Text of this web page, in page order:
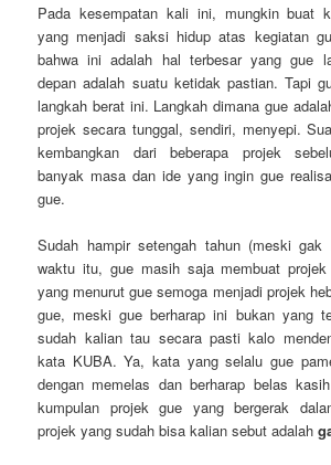
Pada kesempatan kali ini, mungkin buat
yang menjadi saksi hidup atas kegiatan
bahwa ini adalah hal terbesar yang gue
depan adalah suatu ketidak pastian. Tapi
langkah berat ini. Langkah dimana gue
projek secara tunggal, sendiri, menyepi.
kembangkan dari beberapa projek
banyak masa dan ide yang ingin gue
gue.
Sudah hampir setengah tahun (meski gak
waktu itu, gue masih saja membuat
yang menurut gue semoga menjadi projek
gue, meski gue berharap ini bukan yang
sudah kalian tau secara pasti kalo
kata KUBA. Ya, kata yang selalu gue
dengan memelas dan berharap belas
kumpulan projek gue yang bergerak
projek yang sudah bisa kalian sebut adalah